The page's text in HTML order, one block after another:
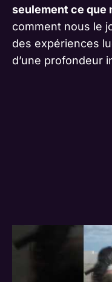
seulement ce que
comment nous le
des expériences
d’une profondeur